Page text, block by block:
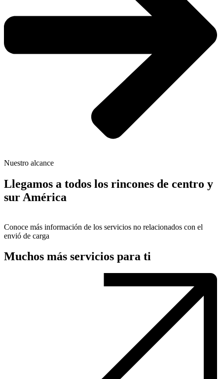
Nuestro alcance
Llegamos a todos los rincones de centro y
sur América
Conoce más información de los servicios no relacionados con el
envió de carga
Muchos más servicios para ti